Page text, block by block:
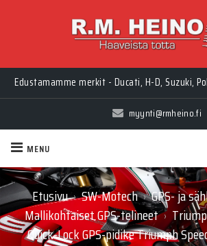
Edustamamme merkit - Ducati, H-D, Suzuki,
myynti@rmheino.fi
MENU
Etusivu › SW-Motech › GPS- ja
Mallikohtaiset GPS-telineet ›
Quick-Lock GPS-pidike Triumph